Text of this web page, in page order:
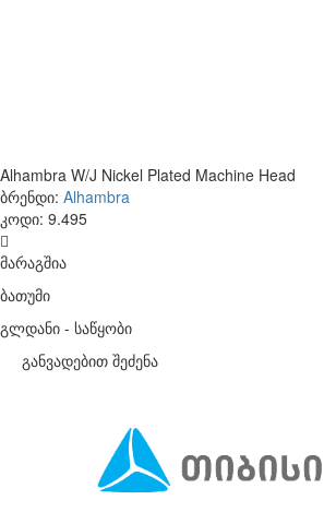
Alhambra W/J Nickel Plated Machine Head
ბრენდი: Alhambra
კოდი: 9.495
მარაგშია
ბათუმი
გლდანი - საწყობი
განვადებით შეძენა